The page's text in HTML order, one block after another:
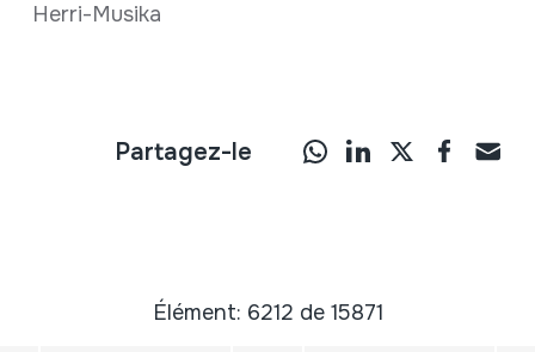
Herri-Musika
Partagez-le
Élément: 6212 de 15871